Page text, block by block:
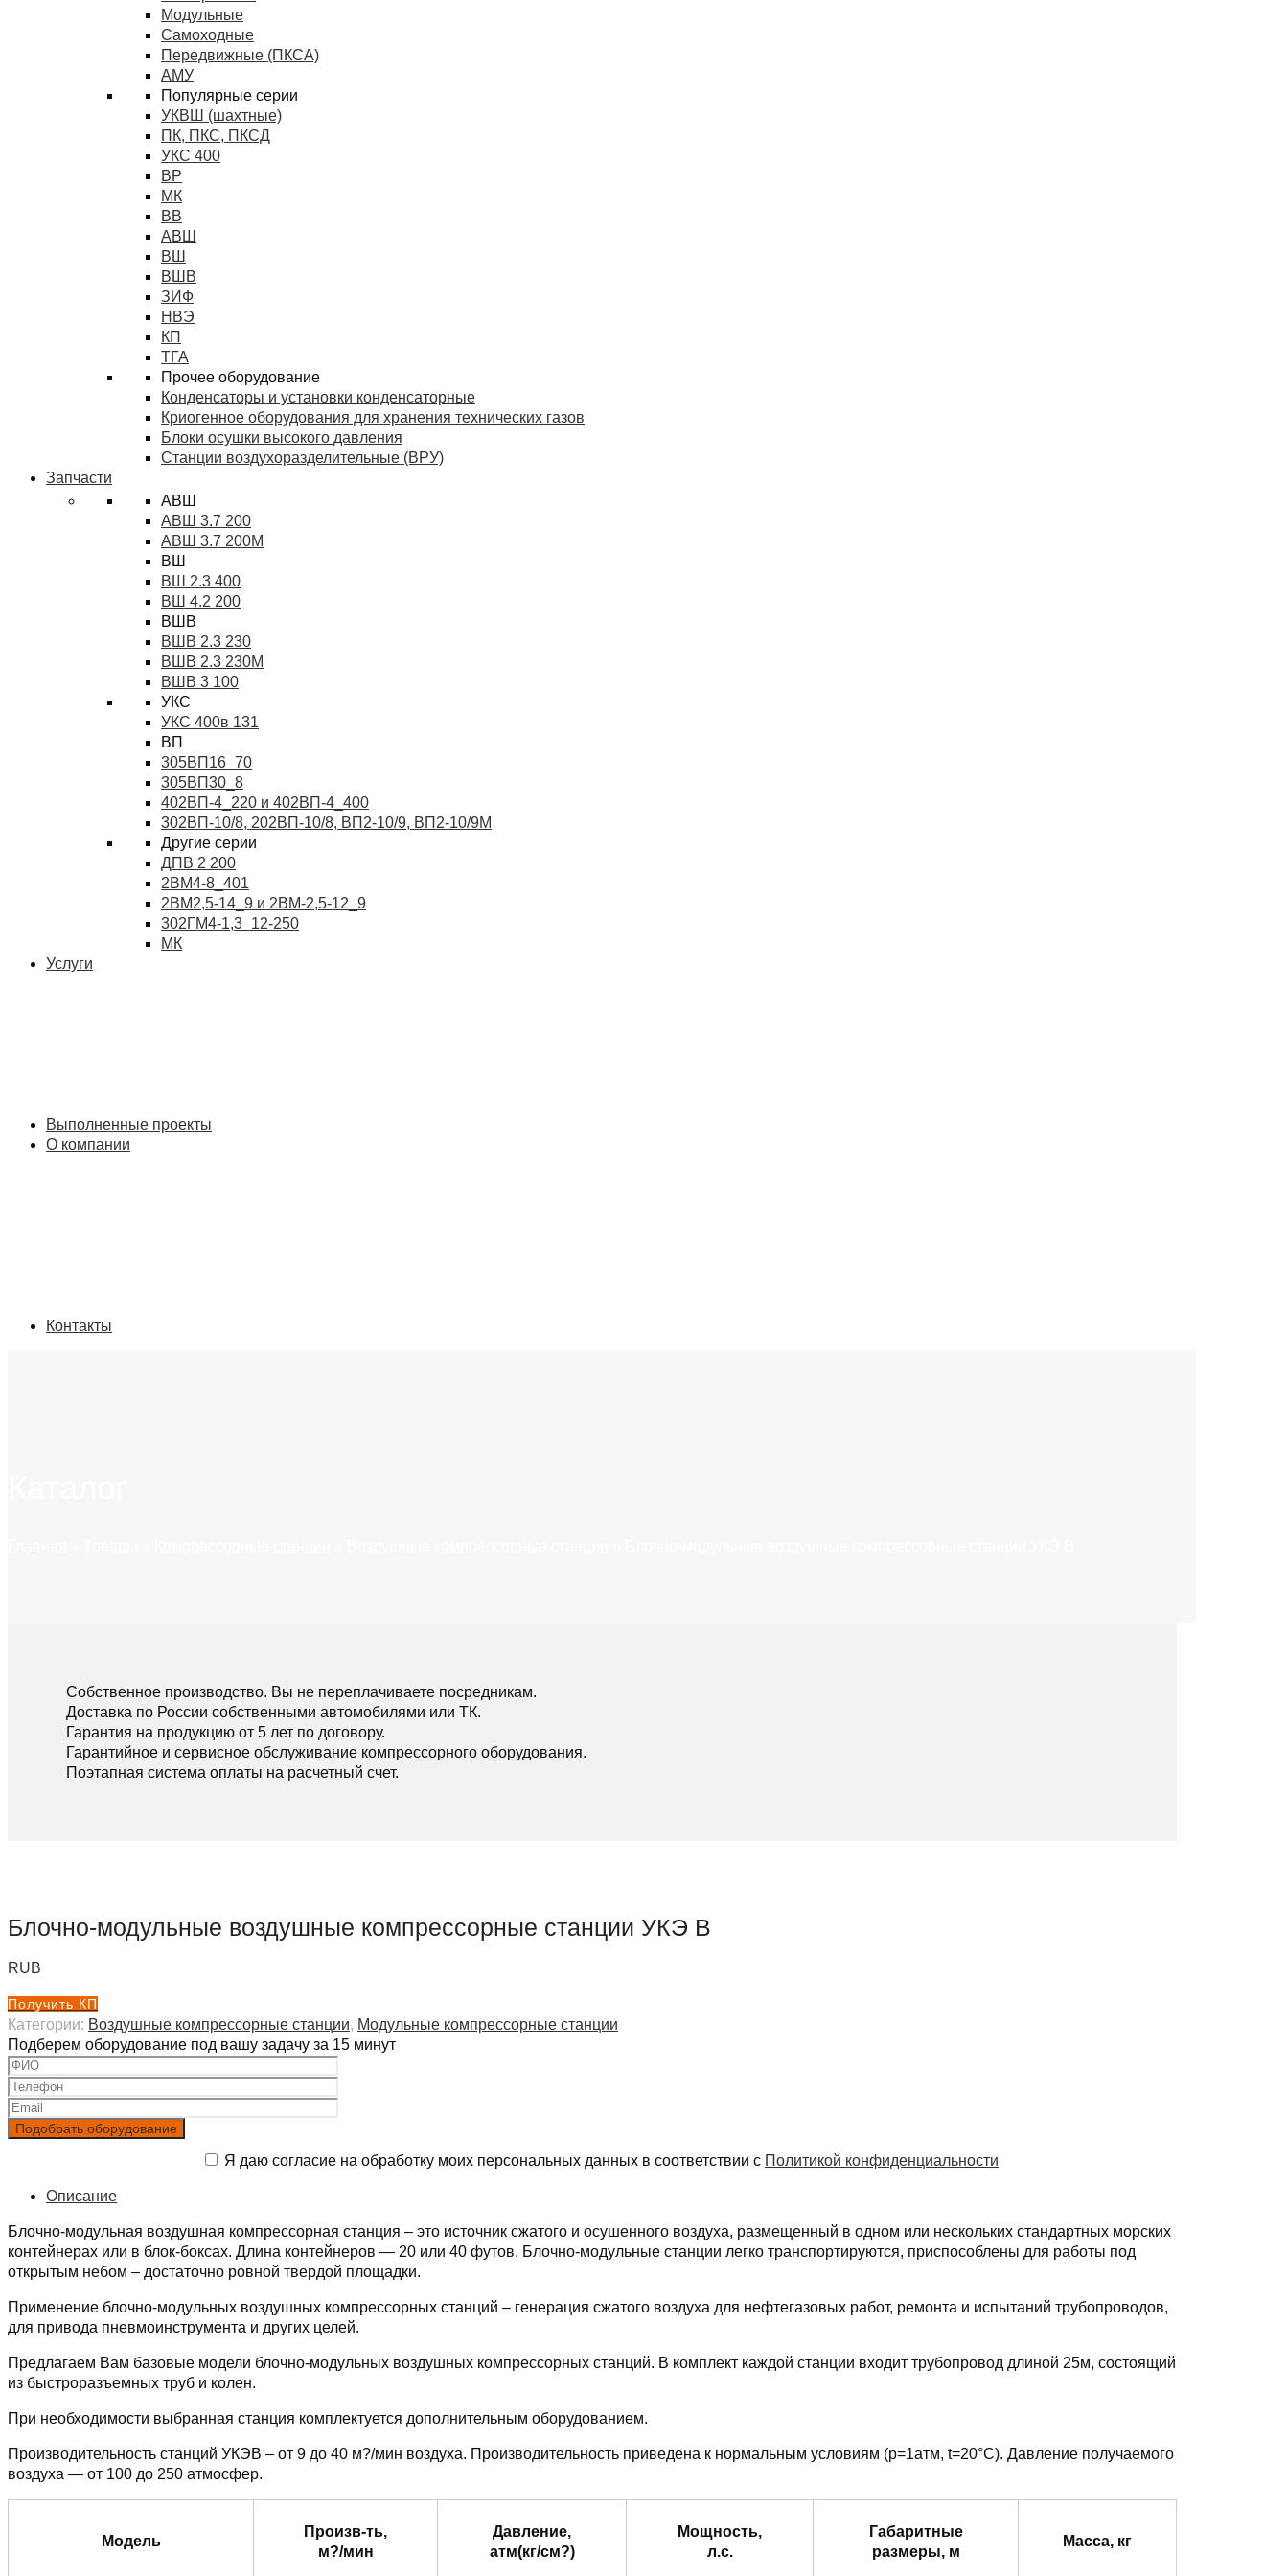
Модульные
Самоходные
Передвижные (ПКСА)
АМУ
Популярные серии
УКВШ (шахтные)
ПК, ПКС, ПКСД
УКС 400
ВР
МК
ВВ
АВШ
ВШ
ВШВ
ЗИФ
НВЭ
КП
ТГА
Прочее оборудование
Конденсаторы и установки конденсаторные
Криогенное оборудования для хранения технических газов
Блоки осушки высокого давления
Станции воздухоразделительные (ВРУ)
Запчасти
АВШ
АВШ 3.7 200
АВШ 3.7 200М
ВШ
ВШ 2.3 400
ВШ 4.2 200
ВШВ
ВШВ 2.3 230
ВШВ 2.3 230М
ВШВ 3 100
УКС
УКС 400в 131
ВП
305ВП16_70
305ВП30_8
402ВП-4_220 и 402ВП-4_400
302ВП-10/8, 202ВП-10/8, ВП2-10/9, ВП2-10/9М
Другие серии
ДПВ 2 200
2ВМ4-8_401
2ВМ2,5-14_9 и 2ВМ-2,5-12_9
302ГМ4-1,3_12-250
МК
Услуги
Выполненные проекты
О компании
Контакты
Собственное производство. Вы не переплачиваете посредникам.
Доставка по России собственными автомобилями или ТК.
Гарантия на продукцию от 5 лет по договору.
Гарантийное и сервисное обслуживание компрессорного оборудования.
Поэтапная система оплаты на расчетный счет.
Блочно-модульные воздушные компрессорные станции УКЭ В
RUB
Получить КП
Категории: Воздушные компрессорные станции, Модульные компрессорные станции
Подберем оборудование под вашу задачу за 15 минут
Я даю согласие на обработку моих персональных данных в соответствии с Политикой конфиденциальности
Описание
Блочно-модульная воздушная компрессорная станция – это источник сжатого и осушенного воздуха, размещенный в одном или нескольких стандартных морских
контейнерах или в блок-боксах. Длина контейнеров — 20 или 40 футов. Блочно-модульные станции легко транспортируются, приспособлены для работы под
открытым небом – достаточно ровной твердой площадки.
Применение блочно-модульных воздушных компрессорных станций – генерация сжатого воздуха для нефтегазовых работ, ремонта и испытаний трубопроводов,
для привода пневмоинструмента и других целей.
Предлагаем Вам базовые модели блочно-модульных воздушных компрессорных станций. В комплект каждой станции входит трубопровод длиной 25м, состоящий
из быстроразъемных труб и колен.
При необходимости выбранная станция комплектуется дополнительным оборудованием.
Производительность станций УКЭВ – от 9 до 40 м?/мин воздуха. Производительность приведена к нормальным условиям (p=1атм, t=20°C). Давление получаемого
воздуха — от 100 до 250 атмосфер.
Модель
Произв-ть,
м?/мин
Давление,
атм(кг/см?)
Мощность,
л.с.
Габаритные
размеры, м
Масса, кг